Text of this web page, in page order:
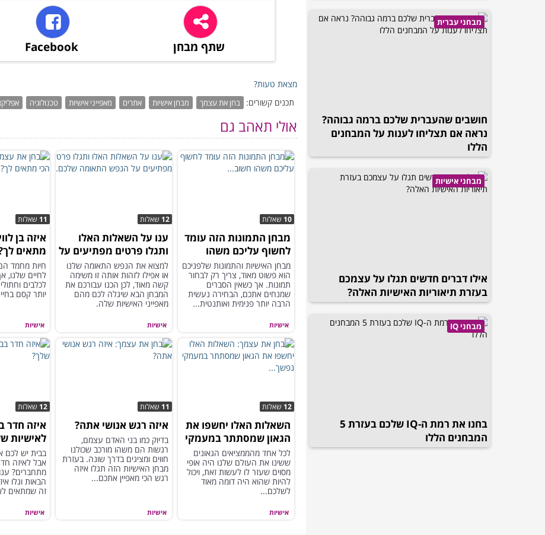
מבחני עברית
חושבים שהעברית שלכם ברמה גבוהה?
נראה אם תצליחו לענות על המבחנים
הללו
מבחני אישיות
אילו דברים חדשים תגלו על עצמכם
בעזרת תיאוריות האישיות האלה?
מבחני IQ
בחנו את רמת ה-IQ שלכם בעזרת 5
המבחנים הללו
שתף מבחן Facebook
מצאת טעות?
תכנים קשורים: בחן את עצמך מבחן אישיות אתרים מאפייני אישיות טכנולוגיה
אולי תאהב גם
אישיות
10 שאלות
מבחן התמונות הזה עומד
לחשוף עליכם משהו
חשוב...
מבחן האישיות והתמונות שלפניכם
הוא פשוט מאוד, צריך רק לבחור
תמונות. אך כשאין הסברים
שמנחים אתכם, הבחירה נעשית
הרבה יותר פנימית ואותנטית...
אישיות
12 שאלות
ענו על השאלות האלו
ותגלו פרטים מפתיעים על
הנפש התאומה שלכם...
למצוא את הנפש התאומה שלנו
או אפילו לזהות אותה זו משימה
קשה מאוד, לכן הכנו עבורכם את
המבחן הבא שיגלה לכם מהם
מאפייני האישיות שלה.
אישיות
11 שאלות
איזה בן
מתאים
חיות מחמד
לחיים שלנו,
לכלבים
יותר קסם
אישיות
12 שאלות
השאלות האלו יחשפו את
הגאון שמסתתר במעמקי
נפשך...
לכל אחד מהממציאים הגאונים
ששינו את העולם שלנו היה אופי
מסוים שעזר לו לעשות זאת, ויכול
להיות שהוא היה דומה מאוד
לשלכם...
אישיות
11 שאלות
איזה רגש אנושי אתה?
בדיוק כמו בני האדם עצמם,
רגשות הם משהו מורכב שכולנו
חווים ומציגים בדרך שונה. בעזרת
מבחן האישיות הזה תגלו איזה
רגש הכי מאפיין אתכם...
אישיות
12 שאלות
איזה חדר
לאישיות
בבית יש
אבל לאיזה
הבאות וגלו
זה שמתאים